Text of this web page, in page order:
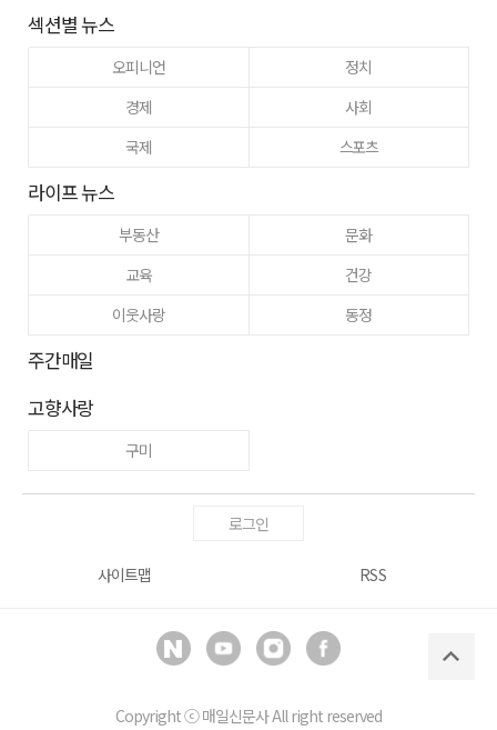
섹션별 뉴스
오피니언
정치
경제
사회
국제
스포츠
라이프 뉴스
부동산
문화
교육
건강
이웃사랑
동정
주간매일
고향사랑
구미
로그인
사이트맵 RSS
Copyright ⓒ매일신문사All right reserved